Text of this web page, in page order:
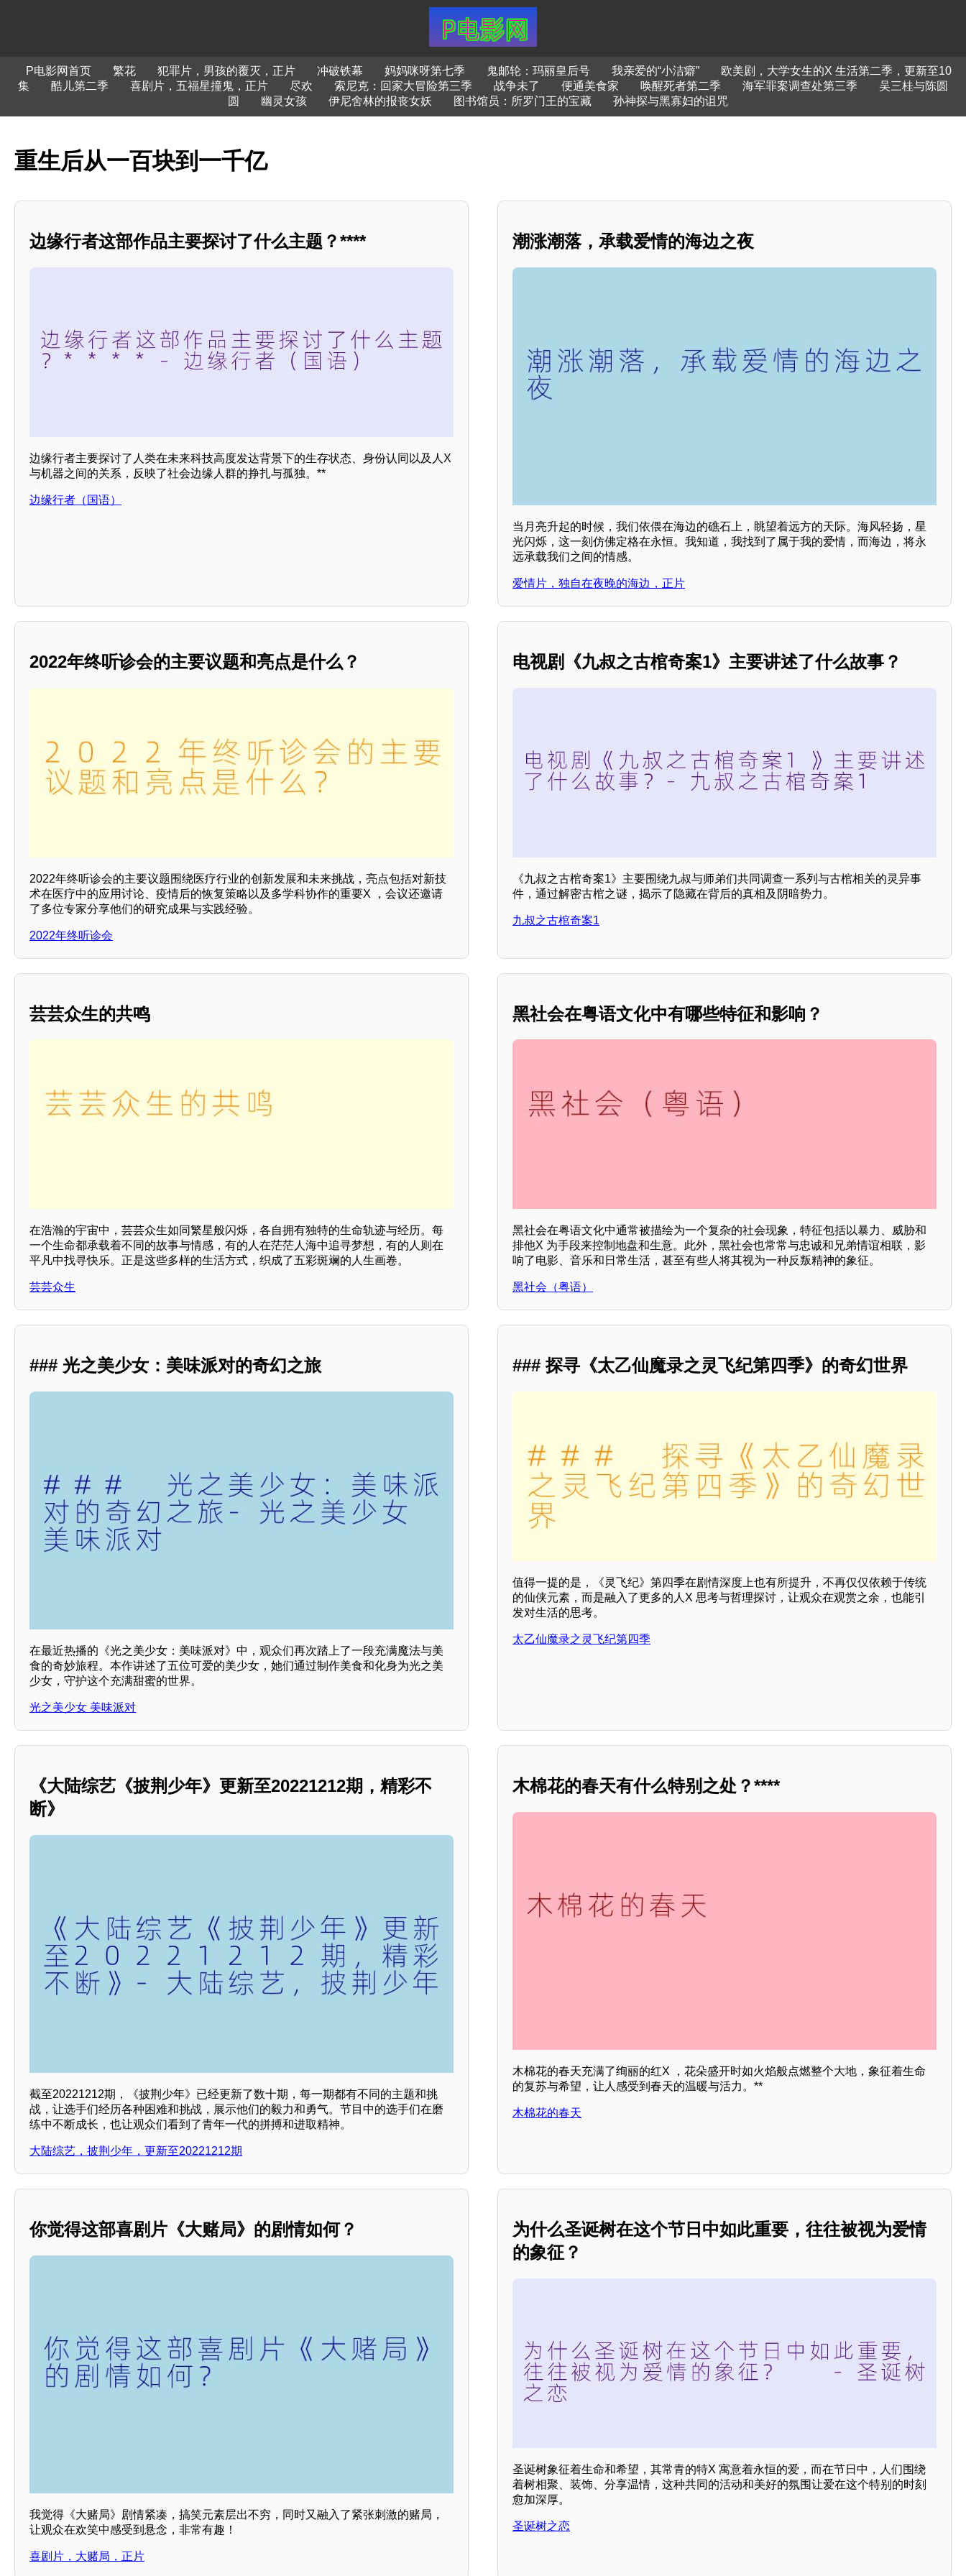
P电影网首页 繁花 犯罪片，男孩的覆灭，正片 冲破铁幕 妈妈咪呀第七季 鬼邮轮：玛丽皇后号 我亲爱的“小洁癖”
欧美剧，大学女生的X 生活第二季，更新至10
集
酷儿第二季 喜剧片，五福星撞鬼，正片 尽欢 索尼克：回家大冒险第三季 战争未了 便通美食家 唤醒死者第二季 海军罪案调查处第三季
吴三桂与陈圆
圆
幽灵女孩 伊尼舍林的报丧女妖 图书馆员：所罗门王的宝藏 孙神探与黑寡妇的诅咒
重生后从一百块到一千亿
边缘行者这部作品主要探讨了什么主题？****
边缘行者主要探讨了人类在未来科技高度发达背景下的生存状态、身份认同以及人X
与机器之间的关系，反映了社会边缘人群的挣扎与孤独。**
边缘行者（国语）
潮涨潮落，承载爱情的海边之夜
当月亮升起的时候，我们依偎在海边的礁石上，眺望着远方的天际。海风轻扬，星
光闪烁，这一刻仿佛定格在永恒。我知道，我找到了属于我的爱情，而海边，将永
远承载我们之间的情感。
爱情片，独自在夜晚的海边，正片
2022年终听诊会的主要议题和亮点是什么？
2022年终听诊会的主要议题围绕医疗行业的创新发展和未来挑战，亮点包括对新技
术在医疗中的应用讨论、疫情后的恢复策略以及多学科协作的重要X ，会议还邀请
了多位专家分享他们的研究成果与实践经验。
2022年终听诊会
电视剧《九叔之古棺奇案1》主要讲述了什么故事？
《九叔之古棺奇案1》主要围绕九叔与师弟们共同调查一系列与古棺相关的灵异事
件，通过解密古棺之谜，揭示了隐藏在背后的真相及阴暗势力。
九叔之古棺奇案1
芸芸众生的共鸣
在浩瀚的宇宙中，芸芸众生如同繁星般闪烁，各自拥有独特的生命轨迹与经历。每
一个生命都承载着不同的故事与情感，有的人在茫茫人海中追寻梦想，有的人则在
平凡中找寻快乐。正是这些多样的生活方式，织成了五彩斑斓的人生画卷。
芸芸众生
黑社会在粤语文化中有哪些特征和影响？
黑社会在粤语文化中通常被描绘为一个复杂的社会现象，特征包括以暴力、威胁和
排他X 为手段来控制地盘和生意。此外，黑社会也常常与忠诚和兄弟情谊相联，影
响了电影、音乐和日常生活，甚至有些人将其视为一种反叛精神的象征。
黑社会（粤语）
### 光之美少女：美味派对的奇幻之旅
在最近热播的《光之美少女：美味派对》中，观众们再次踏上了一段充满魔法与美
食的奇妙旅程。本作讲述了五位可爱的美少女，她们通过制作美食和化身为光之美
少女，守护这个充满甜蜜的世界。
光之美少女 美味派对
### 探寻《太乙仙魔录之灵飞纪第四季》的奇幻世界
值得一提的是，《灵飞纪》第四季在剧情深度上也有所提升，不再仅仅依赖于传统
的仙侠元素，而是融入了更多的人X 思考与哲理探讨，让观众在观赏之余，也能引
发对生活的思考。
太乙仙魔录之灵飞纪第四季
《大陆综艺《披荆少年》更新至20221212期，精彩不
断》
截至20221212期，《披荆少年》已经更新了数十期，每一期都有不同的主题和挑
战，让选手们经历各种困难和挑战，展示他们的毅力和勇气。节目中的选手们在磨
练中不断成长，也让观众们看到了青年一代的拼搏和进取精神。
大陆综艺，披荆少年，更新至20221212期
木棉花的春天有什么特别之处？****
木棉花的春天充满了绚丽的红X ，花朵盛开时如火焰般点燃整个大地，象征着生命
的复苏与希望，让人感受到春天的温暖与活力。**
木棉花的春天
你觉得这部喜剧片《大赌局》的剧情如何？
我觉得《大赌局》剧情紧凑，搞笑元素层出不穷，同时又融入了紧张刺激的赌局，
让观众在欢笑中感受到悬念，非常有趣！
喜剧片，大赌局，正片
为什么圣诞树在这个节日中如此重要，往往被视为爱情
的象征？
圣诞树象征着生命和希望，其常青的特X 寓意着永恒的爱，而在节日中，人们围绕
着树相聚、装饰、分享温情，这种共同的活动和美好的氛围让爱在这个特别的时刻
愈加深厚。
圣诞树之恋